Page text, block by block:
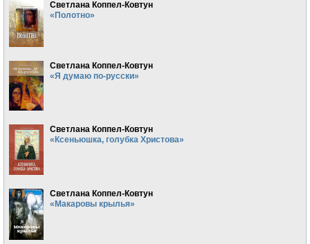
Светлана Коппел-Ковтун
«Полотно»
Светлана Коппел-Ковтун
«Я думаю по-русски»
Светлана Коппел-Ковтун
«Ксеньюшка, голубка Христова»
Светлана Коппел-Ковтун
«Макаровы крылья»